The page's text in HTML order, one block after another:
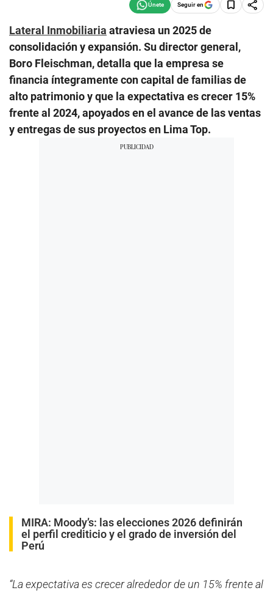
Seguir en
Lateral Inmobiliaria atraviesa un 2025 de
consolidación y expansión. Su director general,
Boro Fleischman, detalla que la empresa se
financia íntegramente con capital de familias de
alto patrimonio y que la expectativa es crecer 15%
frente al 2024, apoyados en el avance de las ventas
y entregas de sus proyectos en Lima Top.
MIRA: Moody’s: las elecciones 2026 definirán
el perfil crediticio y el grado de inversión del
Perú
“La expectativa es crecer alrededor de un 15% frente al